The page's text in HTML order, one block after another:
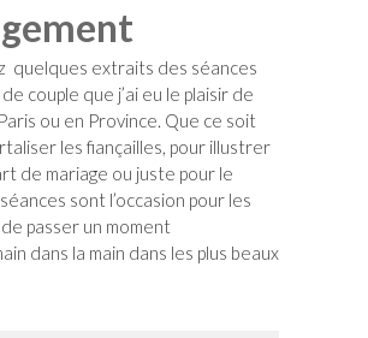
quelques extraits des séances
couple que j’ai eu le plaisir de
ou en Province. Que ce soit
les fiançailles, pour illustrer
de mariage ou juste pour le
sont l’occasion pour les
passer un moment
dans la main dans les plus beaux